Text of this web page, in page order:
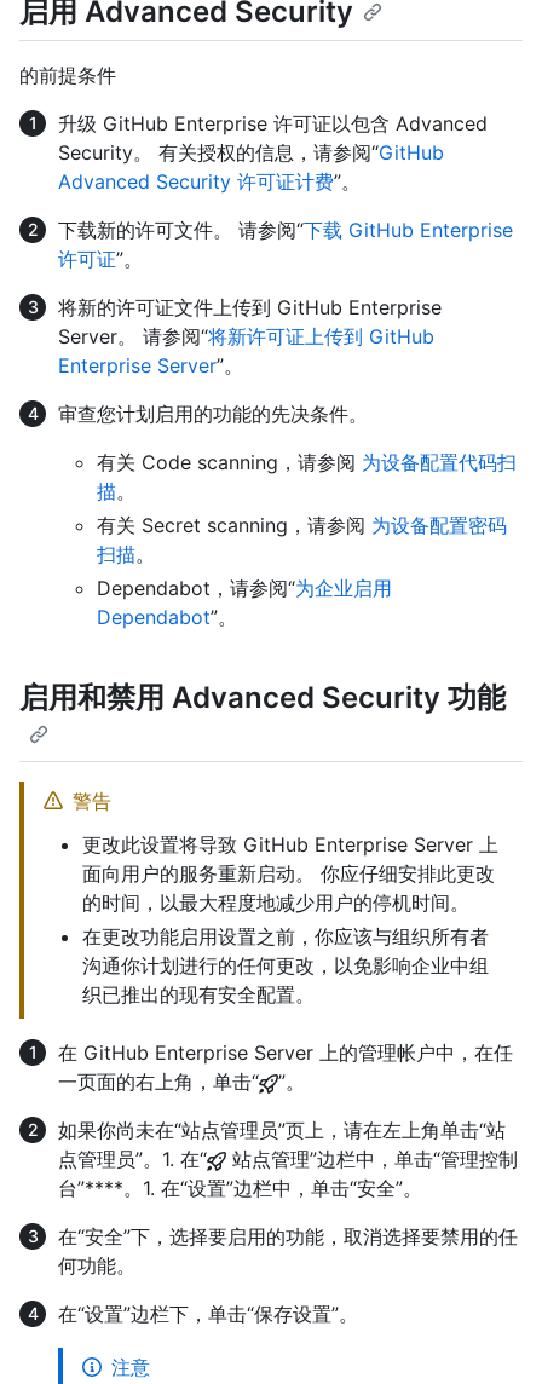
启用 Advanced Security
的前提条件
升级 GitHub Enterprise 许可证以包含 Advanced
Security。 有关授权的信息，请参阅“GitHub
Advanced Security 许可证计费”。
下载新的许可文件。 请参阅“下载 GitHub Enterprise
许可证”。
将新的许可证文件上传到 GitHub Enterprise
Server。 请参阅“将新许可证上传到 GitHub
Enterprise Server”。
审查您计划启用的功能的先决条件。
有关 Code scanning，请参阅 为设备配置代码扫
描。
有关 Secret scanning，请参阅 为设备配置密码
扫描。
Dependabot，请参阅“为企业启用
Dependabot”。
启用和禁用 Advanced Security 功能
警告
更改此设置将导致 GitHub Enterprise Server 上
面向用户的服务重新启动。 你应仔细安排此更改
的时间，以最大程度地减少用户的停机时间。
在更改功能启用设置之前，你应该与组织所有者
沟通你计划进行的任何更改，以免影响企业中组
织已推出的现有安全配置。
在 GitHub Enterprise Server 上的管理帐户中，在任
一页面的右上角，单击“
”。
如果你尚未在“站点管理员”页上，请在左上角单击“站
点管理员”。1. 在“
站点管理”边栏中，单击“管理控制
台”****。1. 在“设置”边栏中，单击“安全”。
在“安全”下，选择要启用的功能，取消选择要禁用的任
何功能。
在“设置”边栏下，单击“保存设置”。
注意